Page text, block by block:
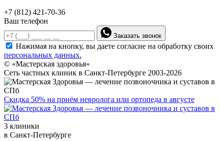
+7 (812) 421-70-36
Ваш телефон
Заказать звонок
Нажимая на кнопку, вы даете согласие на обработку своих
персональных данных.
© «Мастерская здоровья»
Сеть частных клиник в Санкт-Петербурге 2003-2026
Скидка 50% на приём невролога или ортопеда в августе
3 клиники
в Санкт-Петербурге